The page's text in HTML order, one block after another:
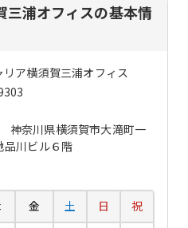
三浦オフィスの基本情
リア横須賀三浦オフィス
奈川県横須賀市大滝町一
品川ビル６階
金 土 日
祝